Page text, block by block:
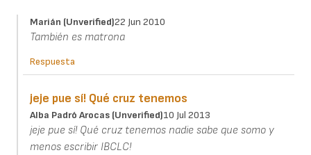
Marián (unverified)22 Jun 2010
También es matrona
Respuesta
jeje pue sí! Qué cruz tenemos
Alba Padró Arocas (unverified)10 Jul 2013
jeje pue sí! Qué cruz tenemos nadie sabe que somo y
menos escribir IBCLC!